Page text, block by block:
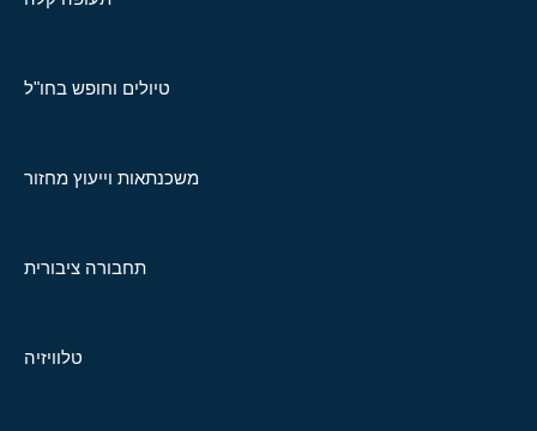
טיולים וחופש בחו"ל
משכנתאות וייעוץ מחזור
תחבורה ציבורית
טלוויזיה